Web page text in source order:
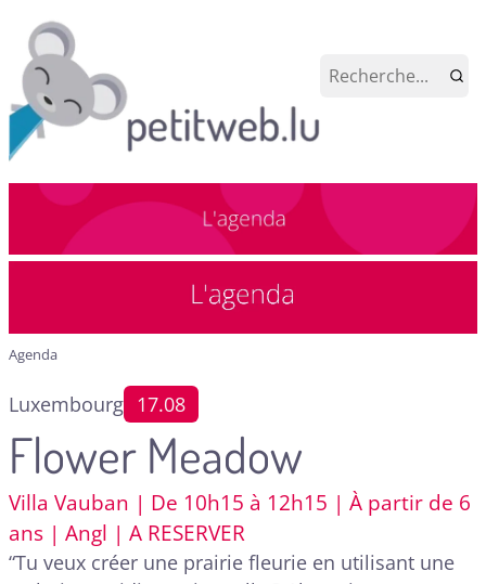
Agenda
Luxembourg 17.08
Flower Meadow
Villa Vauban | De 10h15 à 12h15 | À partir de 6
ans | Angl | A RESERVER
“Tu veux créer une prairie fleurie en utilisant une